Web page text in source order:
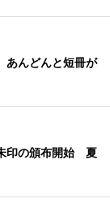
んどんと短冊が
印の頒布開始 夏